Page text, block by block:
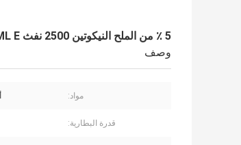
5 ٪ من الملح النيكوتين 2500 نفث VAPE 7ML E السائل مربع الشكل
وصف
مواد:
قدرة البطارية: